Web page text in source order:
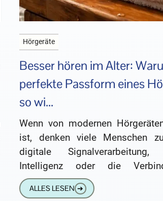
Hörgeräte
Besser hören im Alter:
perfekte Passform eines
so wi...
Wenn von modernen
ist, denken viele Menschen
digitale Signalverarbeitung,
Intelligenz oder die
Smartphone und
technischen Möglichkeiten sind
ALLES LESEN ➔